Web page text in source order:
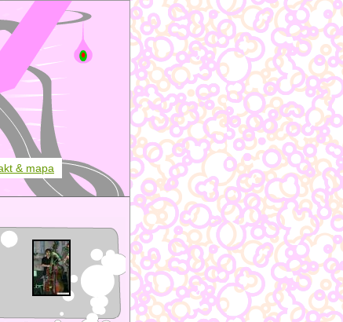
& mapa